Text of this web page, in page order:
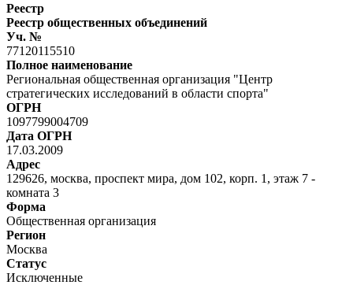
Реестр
Реестр общественных объединений
Уч. №
77120115510
Полное наименование
Региональная общественная организация "Центр
стратегических исследований в области спорта"
ОГРН
1097799004709
Дата ОГРН
17.03.2009
Адрес
129626, москва, проспект мира, дом 102, корп. 1, этаж 7 -
комната 3
Форма
Общественная организация
Регион
Москва
Статус
Исключенные